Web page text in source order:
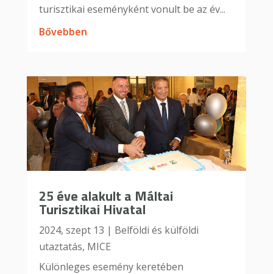
turisztikai eseményként vonult be az év...
bővebben
25 éve alakult a Máltai
Turisztikai Hivatal
2024, szept 13 | Belföldi és külföldi
utaztatás, MICE
Különleges esemény keretében